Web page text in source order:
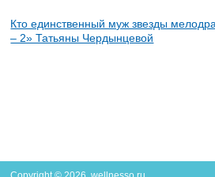
Кто единственный муж звезды
– 2» Татьяны Чердынцевой